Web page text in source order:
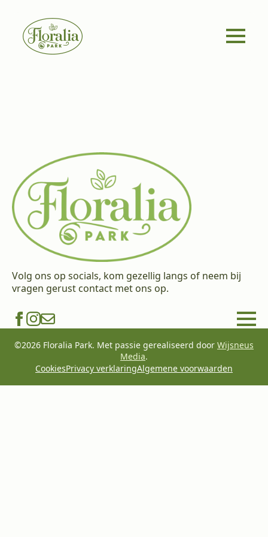
Volg ons op socials, kom gezellig langs of neem bij
vragen gerust contact met ons op.
©2026 Floralia Park. Met passie gerealiseerd door Wijsneus
Media.
CookiesPrivacy verklaringAlgemene voorwaarden